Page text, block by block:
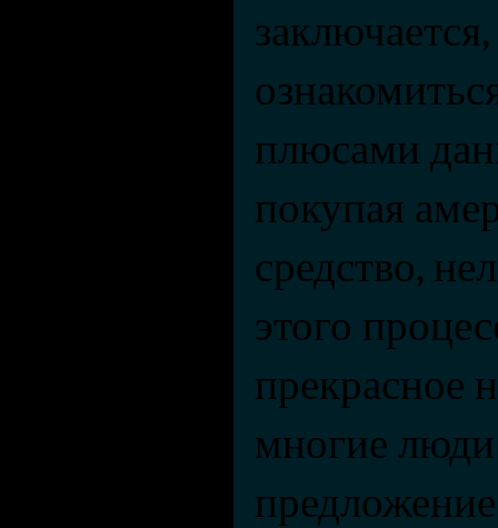
плюсами
покупая
средство,
этого
прекрасное
многие люди